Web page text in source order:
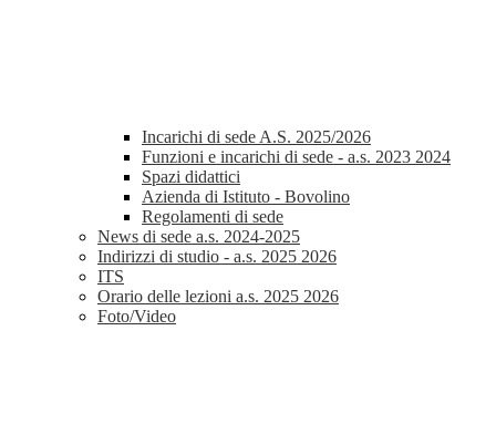
Incarichi di sede A.S. 2025/2026
Funzioni e incarichi di sede - a.s. 2023 2024
Spazi didattici
Azienda di Istituto - Bovolino
Regolamenti di sede
News di sede a.s. 2024-2025
Indirizzi di studio - a.s. 2025 2026
ITS
Orario delle lezioni a.s. 2025 2026
Foto/Video